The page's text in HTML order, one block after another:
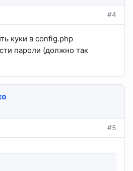
#4
куки в config.php
пароли (должно так
#5